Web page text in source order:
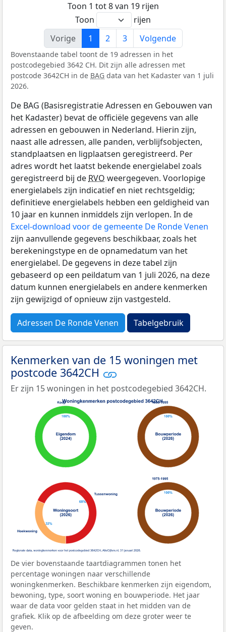
Toon 1 tot 8 van 19 rijen
Toon
rijen
Vorige
1 2 3 Volgende
Bovenstaande tabel toont de 19 adressen in het
postcodegebied 3642 CH. Dit zijn alle adressen met
postcode 3642CH in de BAG data van het Kadaster van 1 juli
2026.
De BAG (Basisregistratie Adressen en Gebouwen van
het Kadaster) bevat de officiële gegevens van alle
adressen en gebouwen in Nederland. Hierin zijn,
naast alle adressen, alle panden, verblijfsobjecten,
standplaatsen en ligplaatsen geregistreerd. Per
adres wordt het laatst bekende energielabel zoals
geregistreerd bij de RVO weergegeven. Voorlopige
energielabels zijn indicatief en niet rechtsgeldig;
definitieve energielabels hebben een geldigheid van
10 jaar en kunnen inmiddels zijn verlopen. In de
Excel-download voor de gemeente De Ronde Venen
zijn aanvullende gegevens beschikbaar, zoals het
berekeningstype en de opnamedatum van het
energielabel. De gegevens in deze tabel zijn
gebaseerd op een peildatum van 1 juli 2026, na deze
datum kunnen energielabels en andere kenmerken
zijn gewijzigd of opnieuw zijn vastgesteld.
Adressen De Ronde Venen Tabelgebruik
Kenmerken van de 15 woningen met
postcode 3642CH
Er zijn 15 woningen in het postcodegebied 3642CH.
De vier bovenstaande taartdiagrammen tonen het
percentage woningen naar verschillende
woningkenmerken. Beschikbare kenmerken zijn eigendom,
bewoning, type, soort woning en bouwperiode. Het jaar
waar de data voor gelden staat in het midden van de
grafiek. Klik op de afbeelding om deze groter weer te
geven.